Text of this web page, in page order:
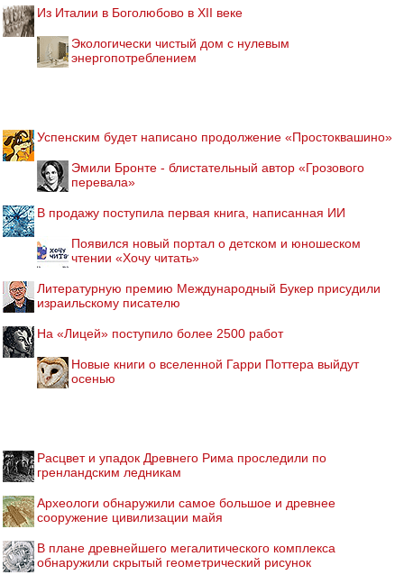
Из Италии в Боголюбово в XII веке
Экологически чистый дом с нулевым
энергопотреблением
Успенским будет написано продолжение «Простоквашино»
Эмили Бронте - блистательный автор «Грозового
перевала»
В продажу поступила первая книга, написанная ИИ
Появился новый портал о детском и юношеском
чтении «Хочу читать»
Литературную премию Международный Букер присудили
израильскому писателю
На «Лицей» поступило более 2500 работ
Новые книги о вселенной Гарри Поттера выйдут
осенью
Расцвет и упадок Древнего Рима проследили по
гренландским ледникам
Археологи обнаружили самое большое и древнее
сооружение цивилизации майя
В плане древнейшего мегалитического комплекса
обнаружили скрытый геометрический рисунок